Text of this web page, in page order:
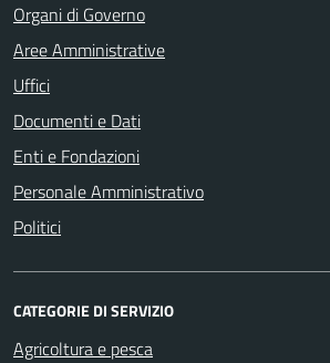
Organi di Governo
Aree Amministrative
Uffici
Documenti e Dati
Enti e Fondazioni
Personale Amministrativo
Politici
CATEGORIE DI SERVIZIO
Agricoltura e pesca